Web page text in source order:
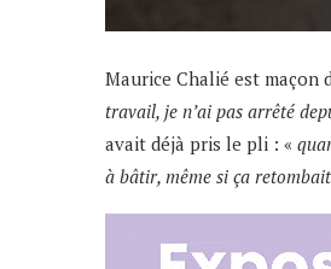
Maurice Chalié est maçon
travail, je n’ai pas arrêté
avait déjà pris le pli : «
à bâtir, même si ça